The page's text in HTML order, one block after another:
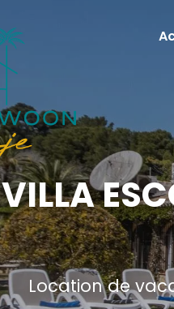
VILLA
Location de